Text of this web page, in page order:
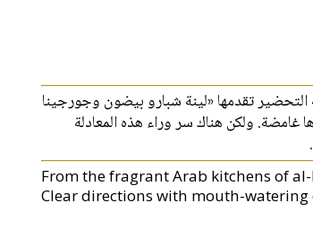
تقدمها «لينة شبارو بيضون وجورجينا
غامضة. ولكن هناك سر وراء هذه المعادلة
From the fragrant Arab kitchens of
Clear directions with mouth-